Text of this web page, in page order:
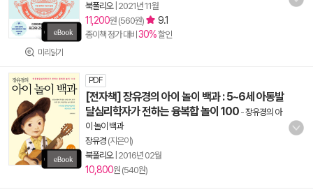
미리읽기
북폴리오| 2021년 11월
11,200원 (560원) 9.1
종이책 정가 대비 30%할인
PDF
[전자책] 장유경의 아이 놀이 백과 : 5~6세 아동발
달심리학자가 전하는 융복합 놀이 100 -장유경의 아
이 놀이 백과
장유경 (지은이)
북폴리오| 2016년 02월
10,800원 (540원)